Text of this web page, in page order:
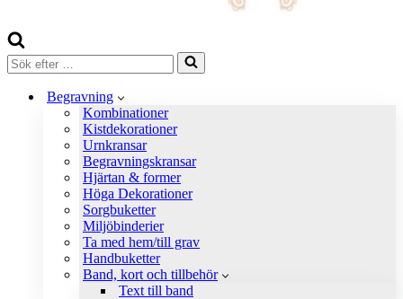
Sök
efter
Begravning
Kombinationer
Kistdekorationer
Urnkransar
Begravningskransar
Hjärtan & former
Höga Dekorationer
Sorgbuketter
Miljöbinderier
Ta med hem/till grav
Handbuketter
Band, kort och tillbehör
Text till band